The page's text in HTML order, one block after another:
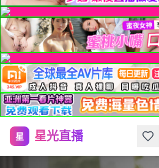
星 星光直播